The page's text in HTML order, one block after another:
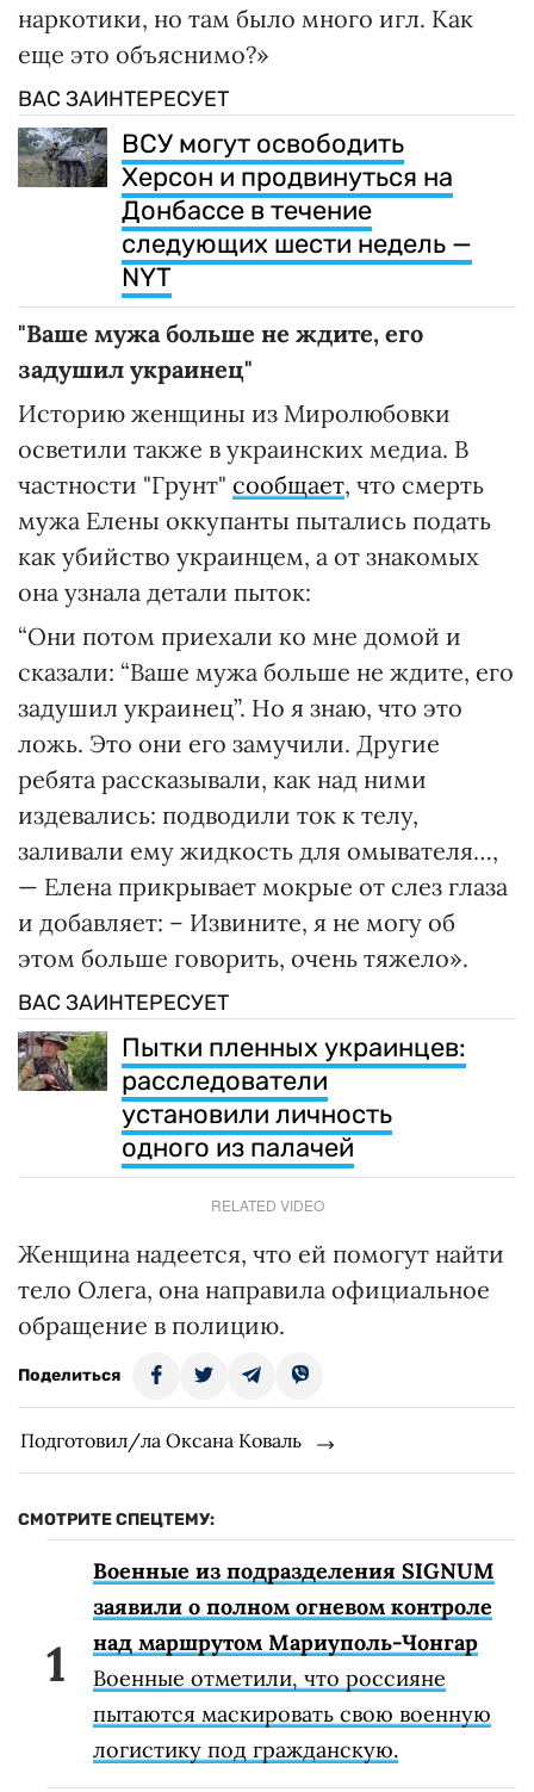
наркотики, но там было много игл. Как
еще это объяснимо?»
ВАС ЗАИНТЕРЕСУЕТ
ВСУ могут освободить
Херсон и продвинуться на
Донбассе в течение
следующих шести недель —
NYT
"Ваше мужа больше не ждите, его
задушил украинец"
Историю женщины из Миролюбовки
осветили также в украинских медиа. В
частности "Грунт" сообщает, что смерть
мужа Елены оккупанты пытались подать
как убийство украинцем, а от знакомых
она узнала детали пыток:
“Они потом приехали ко мне домой и
сказали: “Ваше мужа больше не ждите, его
задушил украинец”. Но я знаю, что это
ложь. Это они его замучили. Другие
ребята рассказывали, как над ними
издевались: подводили ток к телу,
заливали ему жидкость для омывателя…,
— Елена прикрывает мокрые от слез глаза
и добавляет: – Извините, я не могу об
этом больше говорить, очень тяжело».
ВАС ЗАИНТЕРЕСУЕТ
Пытки пленных украинцев:
расследователи
установили личность
одного из палачей
RELATED VIDEO
Женщина надеется, что ей помогут найти
тело Олега, она направила официальное
обращение в полицию.
Поделиться
Подготовил/ла Оксана Коваль
СМОТРИТЕ СПЕЦТЕМУ:
Военные из подразделения SIGNUM
заявили о полном огневом контроле
над маршрутом Мариуполь-Чонгар
Военные отметили, что россияне
пытаются маскировать свою военную
логистику под гражданскую.